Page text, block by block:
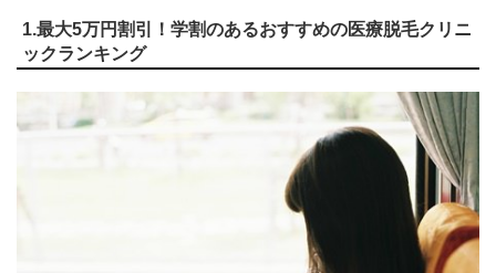
1.最大5万円割引！学割のあるおすすめの医療脱毛クリニ
ックランキング